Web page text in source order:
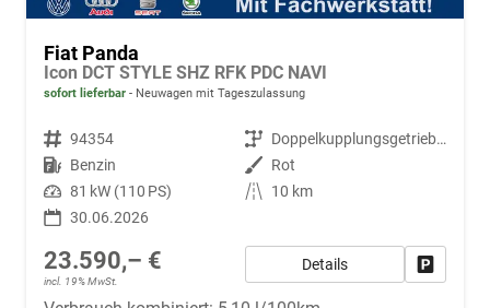
Fiat Panda
Icon DCT STYLE SHZ RFK PDC NAVI
sofort lieferbar Neuwagen mit Tageszulassung
Fahrzeugnr. 94354 Getriebe
Doppelkupplungsgetriebe (DSG)
Kraftstoff Benzin Außenfarbe Rot
Leistung 81 kW (110 PS) Kilometerstand
10 km
30.06.2026
23.590,– €
incl. 19% MwSt.
Details